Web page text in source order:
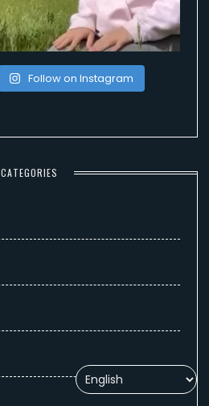
Follow on Instagram
CATEGORIES